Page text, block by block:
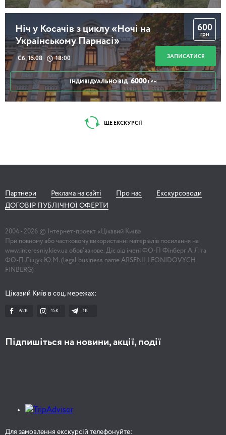
Ніч у Косачів з циклу «Ночі на
Українському Парнасі»
Сб, 15.08 18:00
600
грн
ЗАПИСАТИСЯ
ІНДИВІДУАЛЬНО ВІД 6000 ГРН
ЩЕ ЕКСКУРСІЇ
Партнери Реклама на сайті Про нас
Екскурсоводи
ДОГОВІР ПУБЛІЧНОЇ ОФЕРТИ
2004 - 2026 © Інтернет-проект «Цікавий Київ»
При повному або частковому використанні матеріалів посилання на
www.interesniy.kiev.ua обов'язкове. Діє від імені ФО-П Фінберг А.Л та
ФО-П Ліщук Ю.М. (legal business name ARSENII LEONIDOVYCH
FINBERG)
Цікавий Київ в соц. мережах:
62K 15K 1К
Підпишіться на новини, акції, події
Для замовлення екскурсій телефонуйте: